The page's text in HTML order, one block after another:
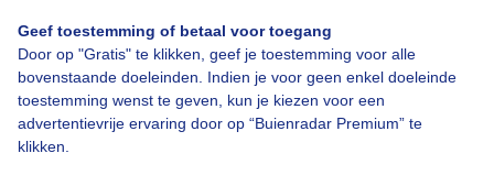
Geef toestemming of betaal voor toegang
Door op "Gratis" te klikken, geef je toestemming voor alle
bovenstaande doeleinden. Indien je voor geen enkel doeleinde
toestemming wenst te geven, kun je kiezen voor een
advertentievrije ervaring door op “Buienradar Premium” te
klikken.
Contact
Toegankelijkheid
Gebruikersvoorwaarden
Adverteren